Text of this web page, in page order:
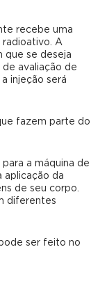
recebe uma
A
que se deseja
avaliação de
injeção será
fazem parte do
a máquina de
aplicação da
de seu corpo.
diferentes
ser feito no